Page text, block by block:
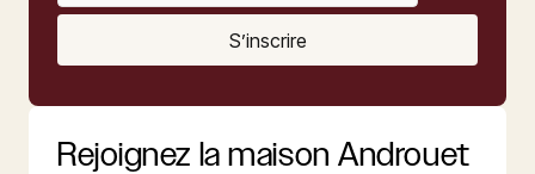
S’inscrire
Rejoignez la maison Androuet